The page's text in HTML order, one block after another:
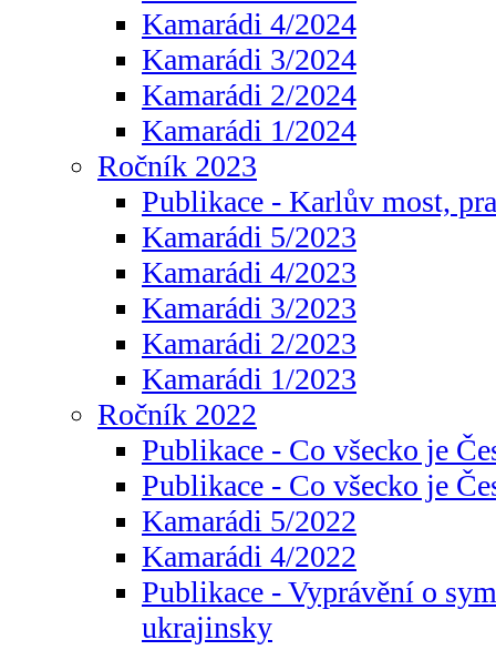
Kamarádi 4/2024
Kamarádi 3/2024
Kamarádi 2/2024
Kamarádi 1/2024
Ročník 2023
Publikace - Karlův most,
Kamarádi 5/2023
Kamarádi 4/2023
Kamarádi 3/2023
Kamarádi 2/2023
Kamarádi 1/2023
Ročník 2022
Publikace - Co všecko je
Publikace - Co všecko je
Kamarádi 5/2022
Kamarádi 4/2022
Publikace - Vyprávění o
ukrajinsky